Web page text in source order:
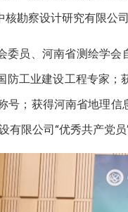
核勘察设计研究有限公
委员、河南省测绘学
工业建设工程专家；
号；获得河南省地理
有限公司“优秀共产党